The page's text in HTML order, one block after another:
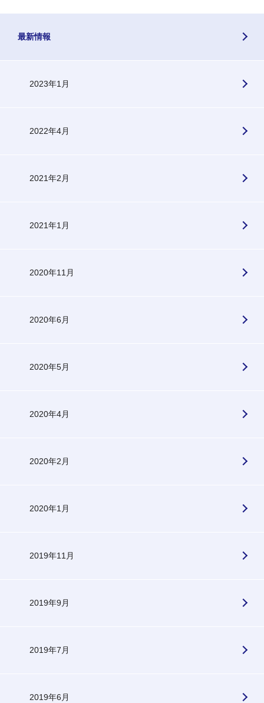
最新情報
2023年1月
2022年4月
2021年2月
2021年1月
2020年11月
2020年6月
2020年5月
2020年4月
2020年2月
2020年1月
2019年11月
2019年9月
2019年7月
2019年6月